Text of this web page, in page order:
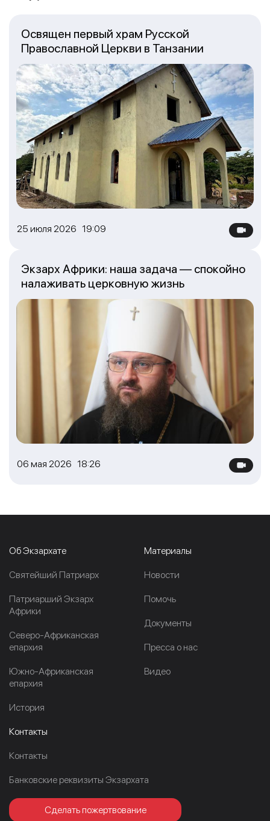
25 июля 2026 19:09
Освящен первый храм Русской
Православной Церкви в Танзании
06 мая 2026 18:26
Экзарх Африки: наша задача — спокойно
налаживать церковную жизнь
Об Экзархате
Cвятейший Патриарх
Патриарший Экзарх
Африки
Северо-Африканская
епархия
Южно-Африканская
епархия
История
Материалы
Новости
Помочь
Документы
Пресса о нас
Видео
Контакты
Контакты
Банковские реквизиты Экзархата
Сделать пожертвование